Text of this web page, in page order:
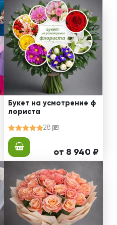
Букет на усмотрение ф
лориста
28
от 8 940 ₽